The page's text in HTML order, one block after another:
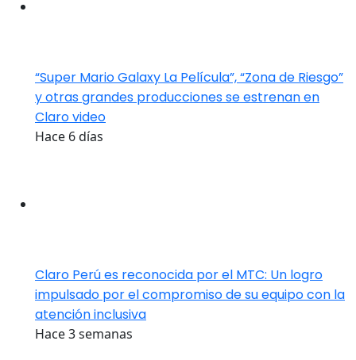
“Super Mario Galaxy La Película”, “Zona de Riesgo”
y otras grandes producciones se estrenan en
Claro video
Hace 6 días
Claro Perú es reconocida por el MTC: Un logro
impulsado por el compromiso de su equipo con la
atención inclusiva
Hace 3 semanas